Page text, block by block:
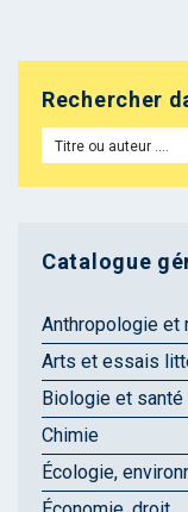
Rechercher
Catalogue
Anthropologie et
Arts et essais
Biologie et santé
Chimie
Écologie,